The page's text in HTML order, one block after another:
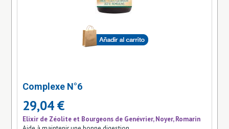
Complexe N°6
29,04 €
Elixir de Zéolite et Bourgeons de Genévrier, Noyer, Romarin